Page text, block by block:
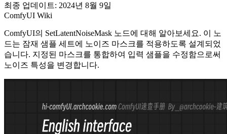
최종 업데이트: 2024년 8월 9일
ComfyUI Wiki
ComfyUI의 SetLatentNoiseMask 노드에 대해 알아보세요. 이 노
드는 잠재 샘플 세트에 노이즈 마스크를 적용하도록 설계되었
습니다. 지정된 마스크를 통합하여 입력 샘플을 수정함으로써
노이즈 특성을 변경합니다.